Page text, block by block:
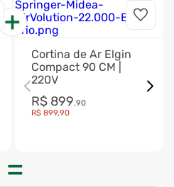
Cortina de Ar Elgin
Compact 90 CM |
220V
R$ 899,90
R$ 899,90